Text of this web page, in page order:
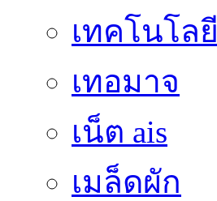
เทคโนโลยี
เทอมาจ
เน็ต ais
เมล็ดผัก